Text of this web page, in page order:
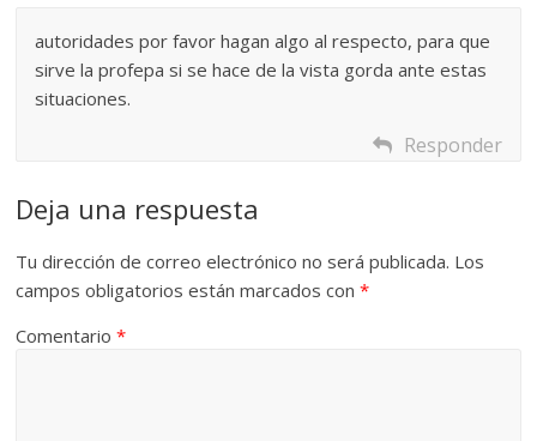
autoridades por favor hagan algo al respecto, para que
sirve la profepa si se hace de la vista gorda ante estas
situaciones.
Responder
Deja una respuesta
Tu dirección de correo electrónico no será publicada. Los
campos obligatorios están marcados con*
Comentario*